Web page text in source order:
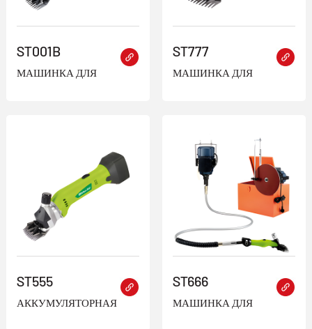
ST001B
МАШИНКА ДЛЯ
ST777
МАШИНКА ДЛЯ
ST555
АККУМУЛЯТОРНАЯ
ST666
МАШИНКА ДЛЯ